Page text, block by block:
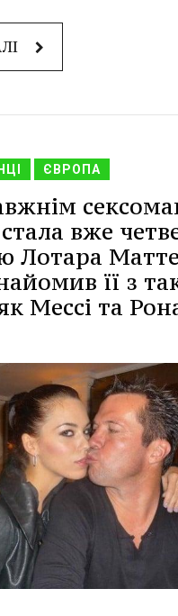
ЄВРОПА
вже
Лотара
її з
Мессі та